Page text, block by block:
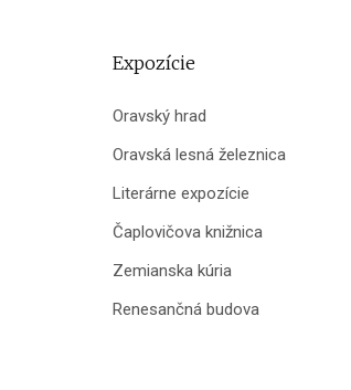
Expozície
Oravský hrad
Oravská lesná železnica
Literárne expozície
Čaplovičova knižnica
Zemianska kúria
Renesančná budova